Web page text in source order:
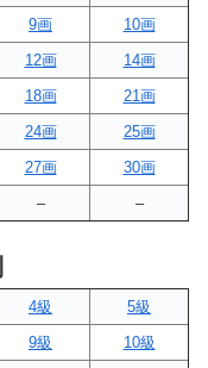
9画
10画
12画
14画
18画
21画
24画
25画
27画
30画
– –
4級
5級
9級 10級